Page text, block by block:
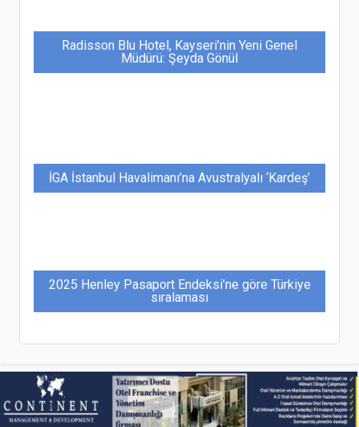
Radisson Blu Hotel, Kayseri’nin Yeni Genel
Müdürü: Şeyda Gönül
İGA İstanbul Havalimanı’na Avustralyalı ‘Kardeş’
2025 Henley Pasaport Endeksi’ne göre Türkiye
sıralaması
Dedeman Hospitality’den Rekor Büyüme: 2 Ayda
10 Yeni Otel